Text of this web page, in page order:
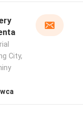
City,